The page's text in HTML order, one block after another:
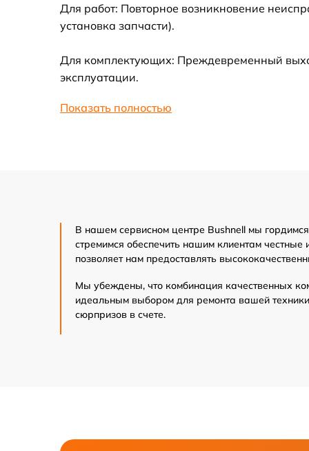
Ремонт
Ремонт датчика
Ремонт
других устройств
Замена
Для работ: Повторное возникновение
установка запчасти).
Для комплектующих: Преждевременный
эксплуатации.
Показать полностью
В нашем сервисном центре Bushnell мы
стремимся обеспечить нашим клиентам
позволяет нам предоставлять
Мы убеждены, что комбинация качественных
идеальным выбором для ремонта вашей
сюрпризов в счете.